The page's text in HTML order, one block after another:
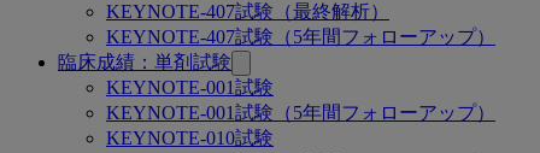
KEYNOTE-407試験（最終解析）
KEYNOTE-407試験（5年間フォローアップ）
臨床成績：単剤試験
KEYNOTE-001試験
KEYNOTE-001試験（5年間フォローアップ）
KEYNOTE-010試験